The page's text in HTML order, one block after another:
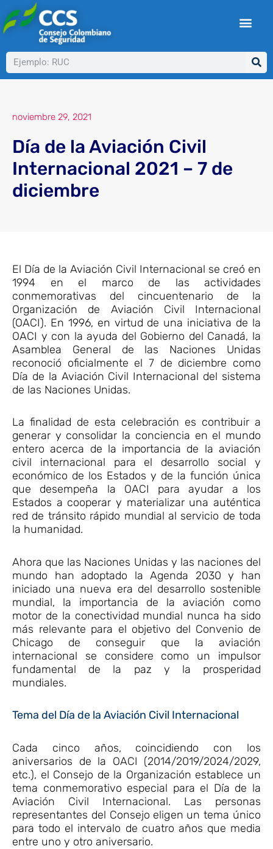
al
contenido
Buscar
noviembre 29, 2021
Día de la Aviación Civil
Internacional 2021 – 7 de
diciembre
El Día de la Aviación Civil Internacional se creó en
1994 en el marco de las actividades
conmemorativas del cincuentenario de la
Organización de Aviación Civil Internacional
(OACI). En 1996, en virtud de una iniciativa de la
OACI y con la ayuda del Gobierno del Canadá, la
Asamblea General de las Naciones Unidas
reconoció oficialmente el 7 de diciembre como
Día de la Aviación Civil Internacional del sistema
de las Naciones Unidas.
La finalidad de esta celebración es contribuir a
generar y consolidar la conciencia en el mundo
entero acerca de la importancia de la aviación
civil internacional para el desarrollo social y
económico de los Estados y de la función única
que desempeña la OACI para ayudar a los
Estados a cooperar y materializar una auténtica
red de tránsito rápido mundial al servicio de toda
la humanidad.
Ahora que las Naciones Unidas y las naciones del
mundo han adoptado la Agenda 2030 y han
iniciado una nueva era del desarrollo sostenible
mundial, la importancia de la aviación como
motor de la conectividad mundial nunca ha sido
más relevante para el objetivo del Convenio de
Chicago de conseguir que la aviación
internacional se considere como un impulsor
fundamental de la paz y la prosperidad
mundiales.
Tema del Día de la Aviación Civil Internacional
Cada cinco años, coincidiendo con los
aniversarios de la OACI (2014/2019/2024/2029,
etc.), el Consejo de la Organización establece un
tema conmemorativo especial para el Día de la
Aviación Civil Internacional. Las personas
representantes del Consejo eligen un tema único
para todo el intervalo de cuatro años que media
entre uno y otro aniversario.